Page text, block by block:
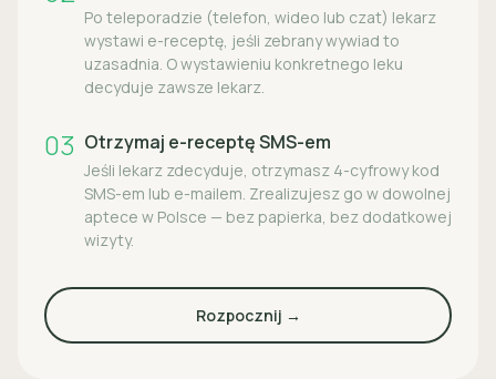
Po teleporadzie (telefon, wideo lub czat) lekarz
wystawi e-receptę, jeśli zebrany wywiad to
uzasadnia. O wystawieniu konkretnego leku
decyduje zawsze lekarz.
03 Otrzymaj e-receptę SMS-em
Jeśli lekarz zdecyduje, otrzymasz 4-cyfrowy kod
SMS-em lub e-mailem. Zrealizujesz go w dowolnej
aptece w Polsce — bez papierka, bez dodatkowej
wizyty.
Rozpocznij →